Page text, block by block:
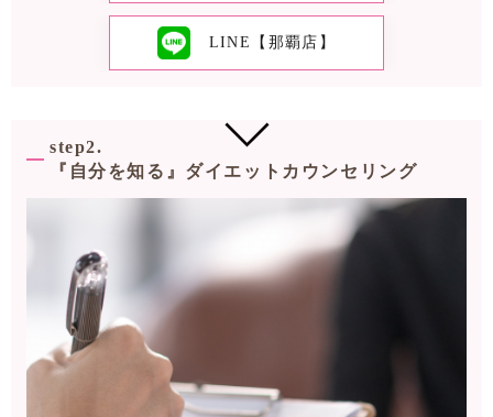
LINE【那覇店】
step2.
『自分を知る』ダイエットカウンセリング